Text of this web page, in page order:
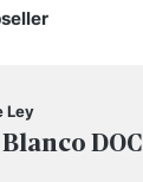
Ley
DOC